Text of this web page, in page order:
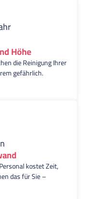
Höhe
die Reinigung Ihrer
gefährlich.
kostet Zeit,
das für Sie –